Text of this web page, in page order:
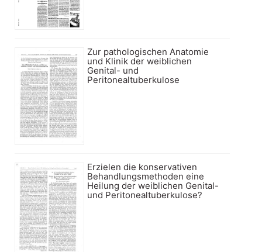
Zur pathologischen Anatomie
und Klinik der weiblichen
Genital- und
Peritonealtuberkulose
Erzielen die konservativen
Behandlungsmethoden eine
Heilung der weiblichen Genital-
und Peritonealtuberkulose?